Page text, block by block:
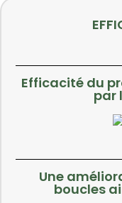
Efficacité du
par
Une
boucles